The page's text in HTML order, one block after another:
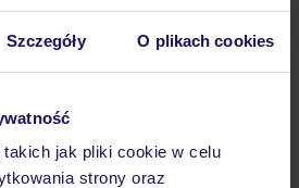
Szczegóły O plikach cookies
jak pliki cookie w celu
strony oraz